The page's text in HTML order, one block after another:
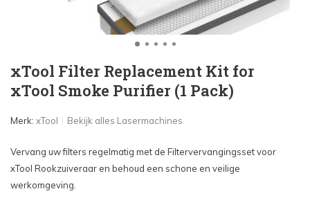
xTool Filter Replacement Kit for
xTool Smoke Purifier (1 Pack)
Merk: xTool Bekijk alles Lasermachines
Vervang uw filters regelmatig met de Filtervervangingsset voor
xTool Rookzuiveraar en behoud een schone en veilige
werkomgeving.